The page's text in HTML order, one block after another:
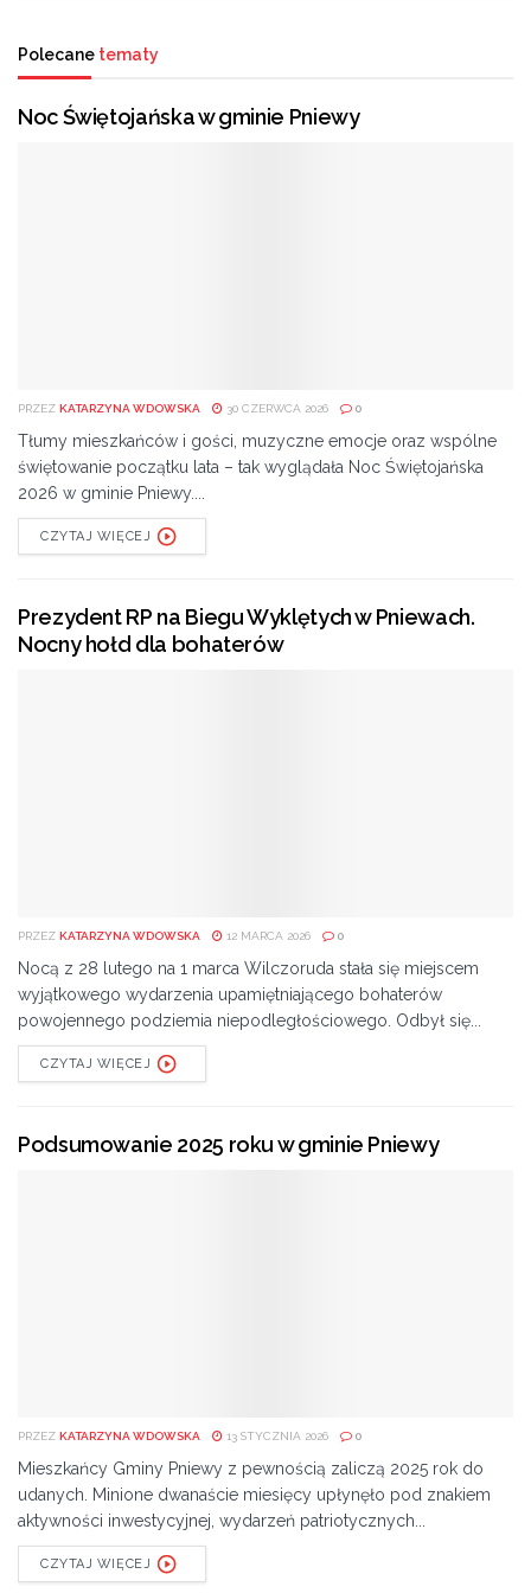
wydatki za chwilę się pojawią i jest to oznakowanie, jest
to wypromowanie też możliwości turystyki przede
wszystkim pieszo-rowerowej, po terenach Natury 2000,
więc jak najbardziej tak, a ta współpraca ponad
granicami gmin jest chyba coraz bardziej pożądana –
dodaje.
Miejmy nadzieję, że pandemiczna rzeczywistość prędko
nas opuści i będziemy mogli bez przeszkód korzystać z
Tags: Białobrzegi Nowe Miasto nad Pilicą
Polecane tematy
Noc Świętojańska w gminie Pniewy
PRZEZ KATARZYNA WDOWSKA 30 CZERWCA 2026 0
Tłumy mieszkańców i gości, muzyczne emocje oraz wspólne
świętowanie początku lata – tak wyglądała Noc Świętojańska
2026 w gminie Pniewy....
CZYTAJ WIĘCEJ
Prezydent RP na Biegu Wyklętych w Pniewach.
Nocny hołd dla bohaterów
PRZEZ KATARZYNA WDOWSKA 12 MARCA 2026 0
Nocą z 28 lutego na 1 marca Wilczoruda stała się miejscem
wyjątkowego wydarzenia upamiętniającego bohaterów
powojennego podziemia niepodległościowego. Odbył się...
CZYTAJ WIĘCEJ
Podsumowanie 2025 roku w gminie Pniewy
PRZEZ KATARZYNA WDOWSKA 13 STYCZNIA 2026 0
Mieszkańcy Gminy Pniewy z pewnością zaliczą 2025 rok do
udanych. Minione dwanaście miesięcy upłynęło pod znakiem
aktywności inwestycyjnej, wydarzeń patriotycznych...
CZYTAJ WIĘCEJ